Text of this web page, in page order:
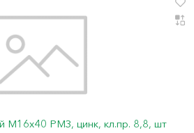
М16х40 РМЗ, цинк, кл.пр. 8,8, шт